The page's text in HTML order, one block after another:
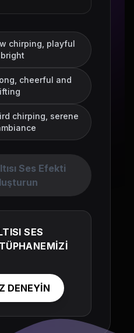
chirping, playful
cheerful and
chirping, serene
Ses Efekti
SES
DENEYİN